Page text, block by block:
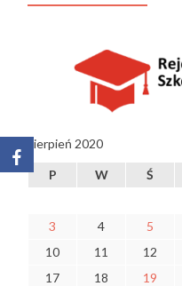
sierpień 2020
P W Ś
3
4 5
10
11 12
17
18 19